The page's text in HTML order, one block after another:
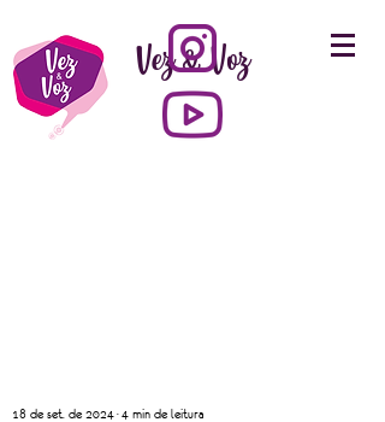
Vez & Voz
18 de set. de 2024 4 min de leitura